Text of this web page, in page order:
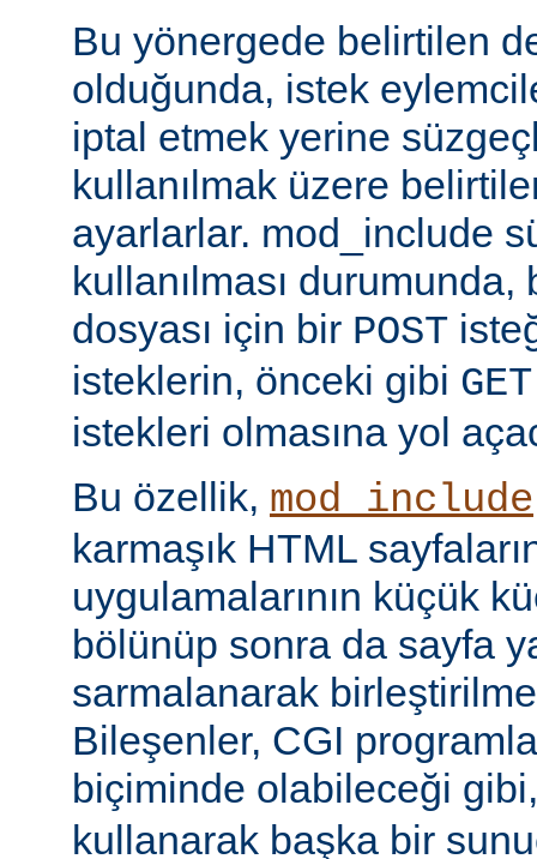
Bu yönergede belirtilen
olduğunda, istek
iptal etmek yerine
kullanılmak üzere
ayarlarlar. mod_include
kullanılması
dosyası için bir POST
isteklerin, önceki gibi GET
istekleri olmasına yol
Bu özellik, mod_include
karmaşık HTML
uygulamalarının küçük
bölünüp sonra da sayfa
sarmalanarak
Bileşenler, CGI
biçiminde olabileceği
kullanarak başka bir